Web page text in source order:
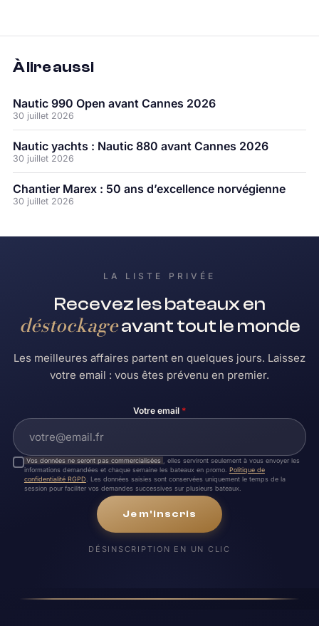
À lire aussi
Nautic 990 Open avant Cannes 2026
30 juillet 2026
Nautic yachts : Nautic 880 avant Cannes 2026
30 juillet 2026
Chantier Marex : 50 ans d’excellence norvégienne
30 juillet 2026
LA LISTE PRIVÉE
Recevez les bateaux en
déstockageavant tout le monde
Les meilleures affaires partent en quelques jours. Laissez
votre email : vous êtes prévenu en premier.
Votre email *
Vos données ne seront pas commercialisées
, elles serviront seulement à vous envoyer les
informations demandées et chaque semaine les bateaux en promo. Politique de
confidentialité RGPD . Les données saisies sont conservées uniquement le temps de la
session pour faciliter vos demandes successives sur plusieurs bateaux.
Je m'inscris
DÉSINSCRIPTION EN UN CLIC